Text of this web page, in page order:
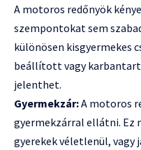
A motoros redőnyök
szempontokat sem
különösen kisgyermekes
beállított vagy
jelenthet.
Gyermekzár:A motoros
gyermekzárral ellátni. Ez
gyerekek véletlenül, vagy